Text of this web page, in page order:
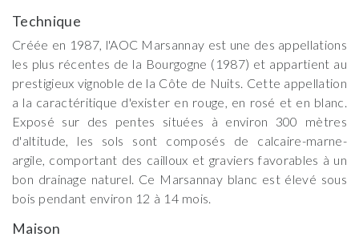
Technique
Créée en 1987, l'AOC Marsannay est une des appellations
les plus récentes de la Bourgogne (1987) et appartient au
prestigieux vignoble de la Côte de Nuits. Cette appellation
a la caractéritique d'exister en rouge, en rosé et en blanc.
Exposé sur des pentes situées à environ 300 mètres
d'altitude, les sols sont composés de calcaire-marne-
argile, comportant des cailloux et graviers favorables à un
bon drainage naturel. Ce Marsannay blanc est élevé sous
bois pendant environ 12 à 14 mois.
Maison